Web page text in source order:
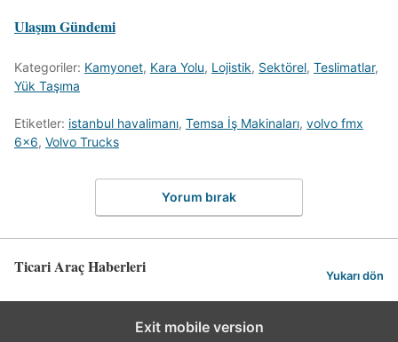
Ulaşım Gündemi
Kategoriler: Kamyonet, Kara Yolu, Lojistik, Sektörel, Teslimatlar,
Yük Taşıma
Etiketler: istanbul havalimanı, Temsa İş Makinaları, volvo fmx
6x6, Volvo Trucks
Yorum bırak
Ticari Araç Haberleri Yukarı dön
Exit mobile version